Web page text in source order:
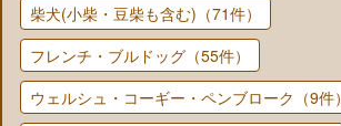
柴犬(小柴・豆柴も含む)（71件）
フレンチ・ブルドッグ（55件）
ウェルシュ・コーギー・ペンブローク（9件）